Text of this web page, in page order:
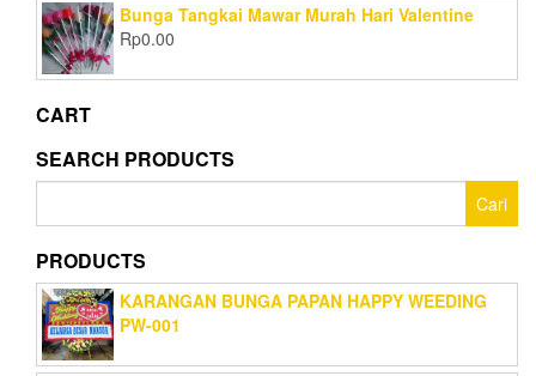
Bunga Tangkai Mawar Murah Hari Valentine
Rp0.00
CART
SEARCH PRODUCTS
PRODUCTS
KARANGAN BUNGA PAPAN HAPPY WEEDING
PW-001